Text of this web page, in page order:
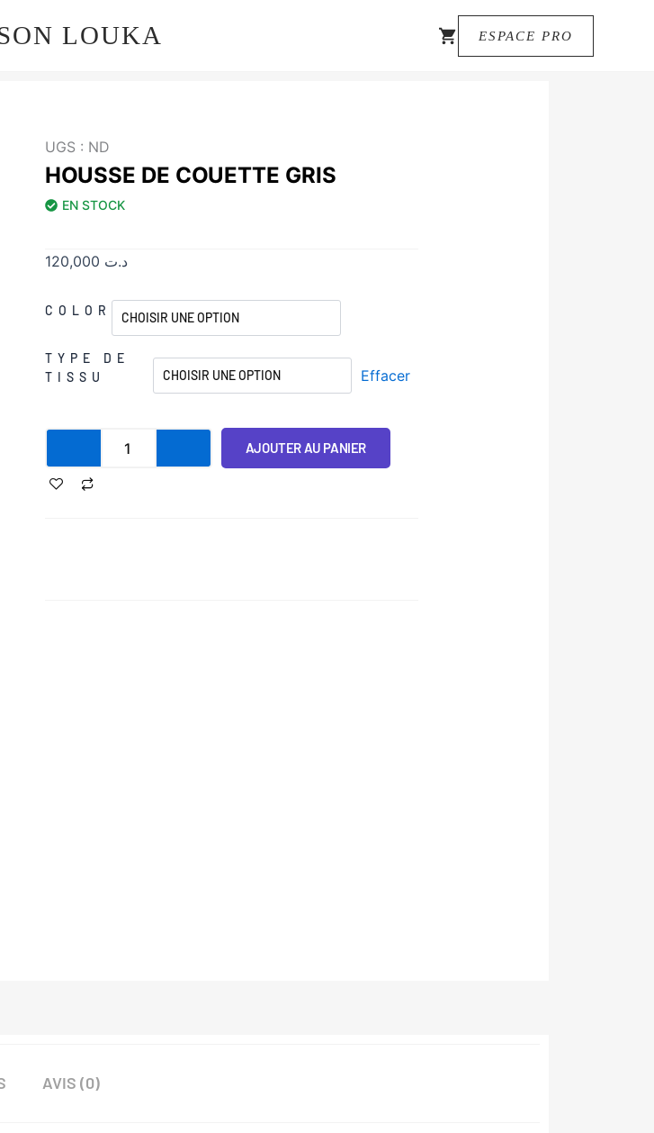
LOUKA ESPACE PRO
UGS : ND
HOUSSE DE COUETTE GRIS
EN STOCK
د.ت
COLOR
TYPE DE
TISSU
Effacer
quantité
De
AJOUTER AU PANIER
AVIS (0)